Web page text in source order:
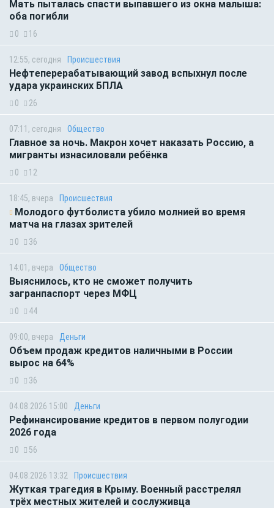
Мать пыталась спасти выпавшего из окна малыша:
оба погибли
0 16
12:55, сегодня Происшествия
Нефтеперерабатывающий завод вспыхнул после
удара украинских БПЛА
0 26
07:11, сегодня Общество
Главное за ночь. Макрон хочет наказать Россию, а
мигранты изнасиловали ребёнка
0 12
18:45, вчера Происшествия
Молодого футболиста убило молнией во время
матча на глазах зрителей
0 36
14:01, вчера Общество
Выяснилось, кто не сможет получить
загранпаспорт через МФЦ
0 44
09:00, вчера Деньги
Объем продаж кредитов наличными в России
вырос на 64%
0 36
04.08.2026 15:00 Деньги
Рефинансирование кредитов в первом полугодии
2026 года
0 56
04.08.2026 13:32 Происшествия
Жуткая трагедия в Крыму. Военный расстрелял
трёх местных жителей и сослуживца